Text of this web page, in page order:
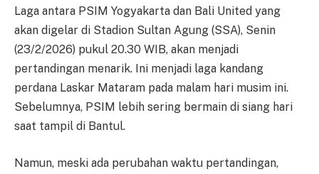
Laga antara PSIM Yogyakarta dan Bali United yang
akan digelar di Stadion Sultan Agung (SSA), Senin
(23/2/2026) pukul 20.30 WIB, akan menjadi
pertandingan menarik. Ini menjadi laga kandang
perdana Laskar Mataram pada malam hari musim ini.
Sebelumnya, PSIM lebih sering bermain di siang hari
saat tampil di Bantul.
Namun, meski ada perubahan waktu pertandingan,